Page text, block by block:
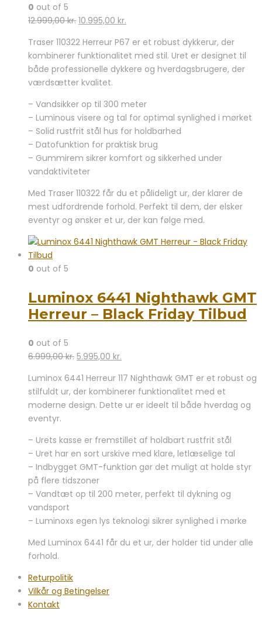
0 out of 5
12.999,00kr. Den
pris
var:
12.999,00 kr..
10.995,00 kr.
pris
er:
10.995,00 kr..
Traser 110322 Herreur P67 er et robust dykkerur, der
kombinerer funktionalitet med stil. Uret er designet til
både professionelle dykkere og hverdagsbrugere, der
værdsætter kvalitet.
– Vandsikker op til 300 meter
– Luminous visere og tal for optimal synlighed i mørket
– Solid rustfrit stål hus for holdbarhed
– Datofunktion for praktisk brug
– Gummirem sikrer komfort og sikkerhed under
vandaktiviteter
Med Traser 110322 får du et pålideligt ur, der klarer de
mest udfordrende forhold. Perfekt til dem, der elsker
eventyr og ønsker et ur, der kan følge med.
0 out of 5
Luminox 6441 Nighthawk GMT
Herreur – Black Friday Tilbud
0 out of 5
6.999,00kr. Den
pris
var:
6.999,00 kr..
5.995,00 kr.
pris
er:
5.995,00 kr..
Luminox 6441 Herreur 117 Nighthawk GMT er et robust og
stilfuldt ur, der kombinerer funktionalitet med et
moderne design. Dette ur er ideelt til både hverdag og
eventyr.
– Urets kasse er fremstillet af holdbart rustfrit stål
– Uret har en sort urskive med klare, letlæselige tal
– Indbygget GMT-funktion gør det muligt at holde styr
på flere tidszoner
– Vandtæt op til 200 meter, perfekt til dykning og
vandsport
– Luminoxs egen lys teknologi sikrer synlighed i mørke
Med Luminox 6441 får du et ur, der holder tid under alle
forhold.
Returpolitik
Vilkår og Betingelser
Kontakt